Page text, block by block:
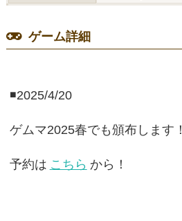
ゲーム詳細
◾️2025/4/20
ゲムマ2025春でも頒布します！
予約は こちら から！